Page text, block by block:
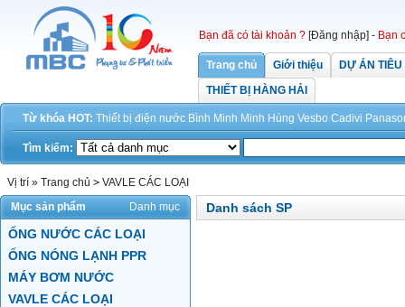
Bạn đã có tài khoản ? [Đăng nhập] - Bạn
Trang chủ Giới thiệu
DỰ ÁN
THIẾT BỊ HÀNG HẢI
Từ khóa HOT: Thiết bị điện nước Bình Minh Minh Hùng Vesbo Cadivi
Tìm kiếm:
Vị trí » Trang chủ > VAVLE CÁC LOẠI
Mục sản phẩm
Danh mục
ỐNG NƯỚC CÁC LOẠI
ỐNG NÓNG LẠNH PPR
MÁY BƠM NƯỚC
VAVLE CÁC LOẠI
Danh sách SP